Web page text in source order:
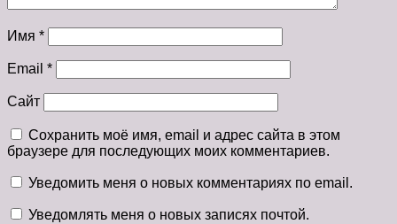
Имя *
Email *
Сайт
Сохранить моё имя, email и адрес сайта в этом
браузере для последующих моих комментариев.
Уведомить меня о новых комментариях по email.
Уведомлять меня о новых записях почтой.